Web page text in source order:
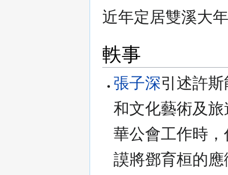
近年定居雙溪大
軼事
張子深引述許
和文化藝術及
華公會工作時
謨將鄧育桓的